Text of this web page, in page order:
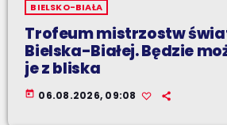
BIELSKO-BIAŁA
Trofeum mistrzostw
Bielska-Białej. Będzie
je z bliska
today 06.08.2026, 09:08